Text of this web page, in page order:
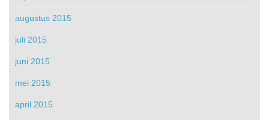
augustus 2015
juli 2015
juni 2015
mei 2015
april 2015